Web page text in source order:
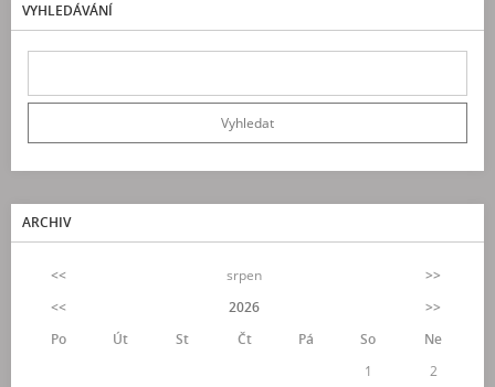
VYHLEDÁVÁNÍ
ARCHIV
<< srpen
>>
<<
2026
>>
Po
Út St Čt Pá So
Ne
1
2